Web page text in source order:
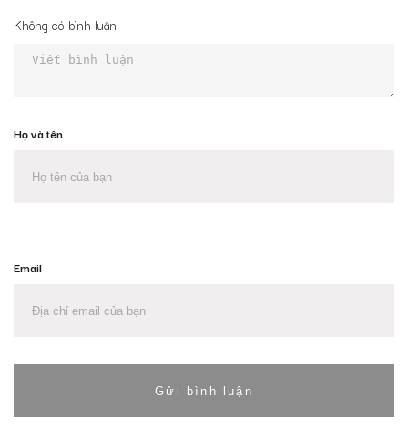
Không có bình luận
Họ và tên
Email